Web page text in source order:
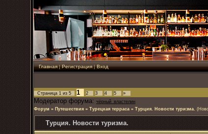
Главная|Регистрация|Вход
Страница 1 из 5 1 2 3 4 5 »
Модератор форума: чёрный_властелин
Форум » Путешествия » Турецкая терраса » Турция. Новости туризма.
Турция. Новости туризма.